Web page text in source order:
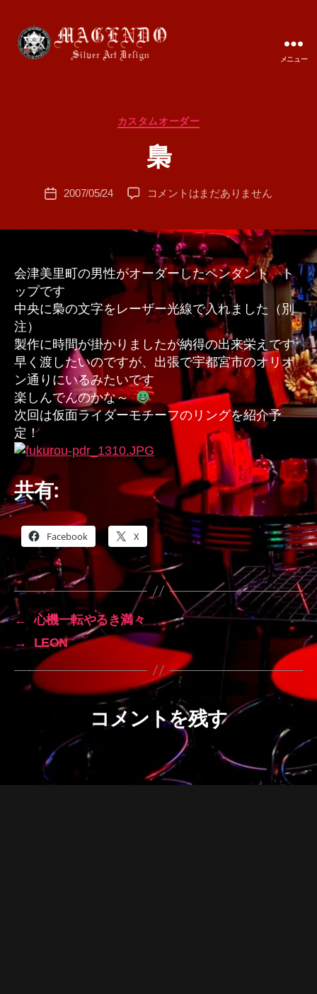
メニュー
カ
ゴ
リ
カスタムオーダー
梟
作
T
A
投
2007/05/24
梟
コメントはまだありません
会津美里町の男性がオーダーしたペンダント ト
ップです
中央に梟の文字をレーザー光線で入れました（別
注）
製作に時間が掛かりましたが納得の出来栄えです
早く渡したいのですが、出張で宇都宮市のオリオ
ン通りにいるみたいです
楽しんでんのかな～
次回は仮面ライダーモチーフのリングを紹介予
定！
共有:
Facebook X
←
心機一転やるき満々
→
LEON
コメントを残す